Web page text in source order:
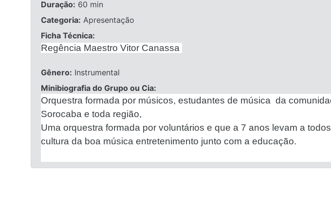
Duração: 60 min
Categoria: Apresentação
Ficha Técnica:
Regência Maestro Vitor Canassa
Gênero: Instrumental
Minibiografia do Grupo ou Cia:
Orquestra formada por músicos, estudantes de música da
Sorocaba e toda região,
Uma orquestra formada por voluntários e que a 7 anos levam a
cultura da boa música entretenimento junto com a educação.